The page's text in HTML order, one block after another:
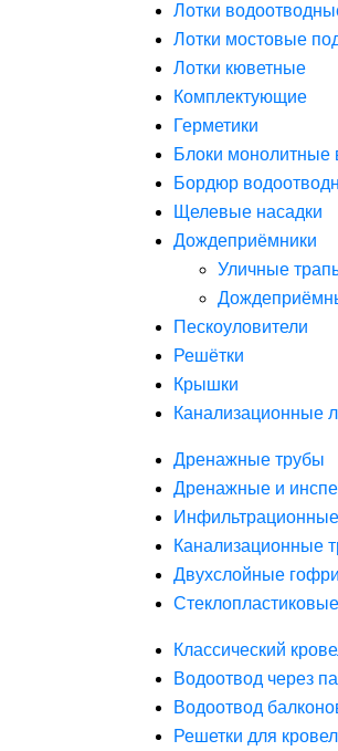
Лотки
Лотки мостовые
Лотки кюветные
Комплектующие
Герметики
Блоки монолитные
Бордюр
Щелевые насадки
Дождеприёмники
Уличные
Пескоуловители
Решётки
Крышки
Канализационные
Дренажные трубы
Дренажные и
Инфильтрационные
Канализационные
Двухслойные
Классический
Водоотвод через
Водоотвод
Решетки для